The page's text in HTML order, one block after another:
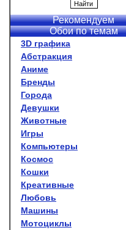
Рекомендуем
Обои по темам
3D графика
Абстракция
Аниме
Бренды
Города
Девушки
Животные
Игры
Компьютеры
Космос
Кошки
Креативные
Любовь
Машины
Мотоциклы